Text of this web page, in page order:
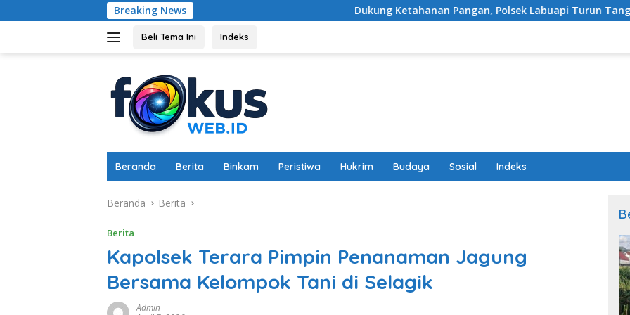
ke
Breaking News Dukung Ketahanan Pangan, Polsek Labuapi Turun Tangan Dampingi Petani
Beli Tema Ini Indeks
Beranda Berita Binkam Peristiwa Hukrim Budaya Sosial Indeks
Beranda Berita
Berita
Kapolsek Terara Pimpin Penanaman Jagung
Bersama Kelompok Tani di Selagik
Admin